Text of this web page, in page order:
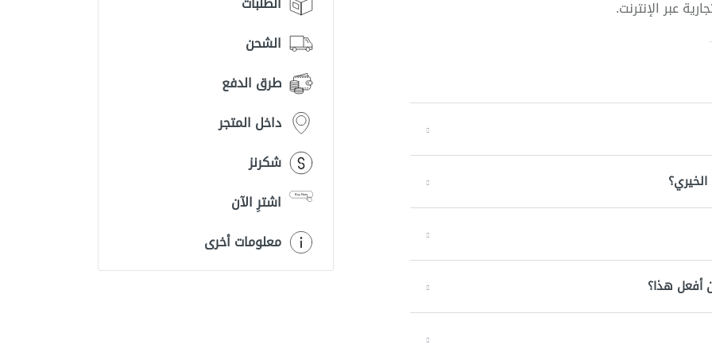
عبر الإنترنت.
أفعل هذا؟
الشحن
طرق الدفع
داخل المتجر
شكرنز
اشترِ الآن
معلومات أخرى